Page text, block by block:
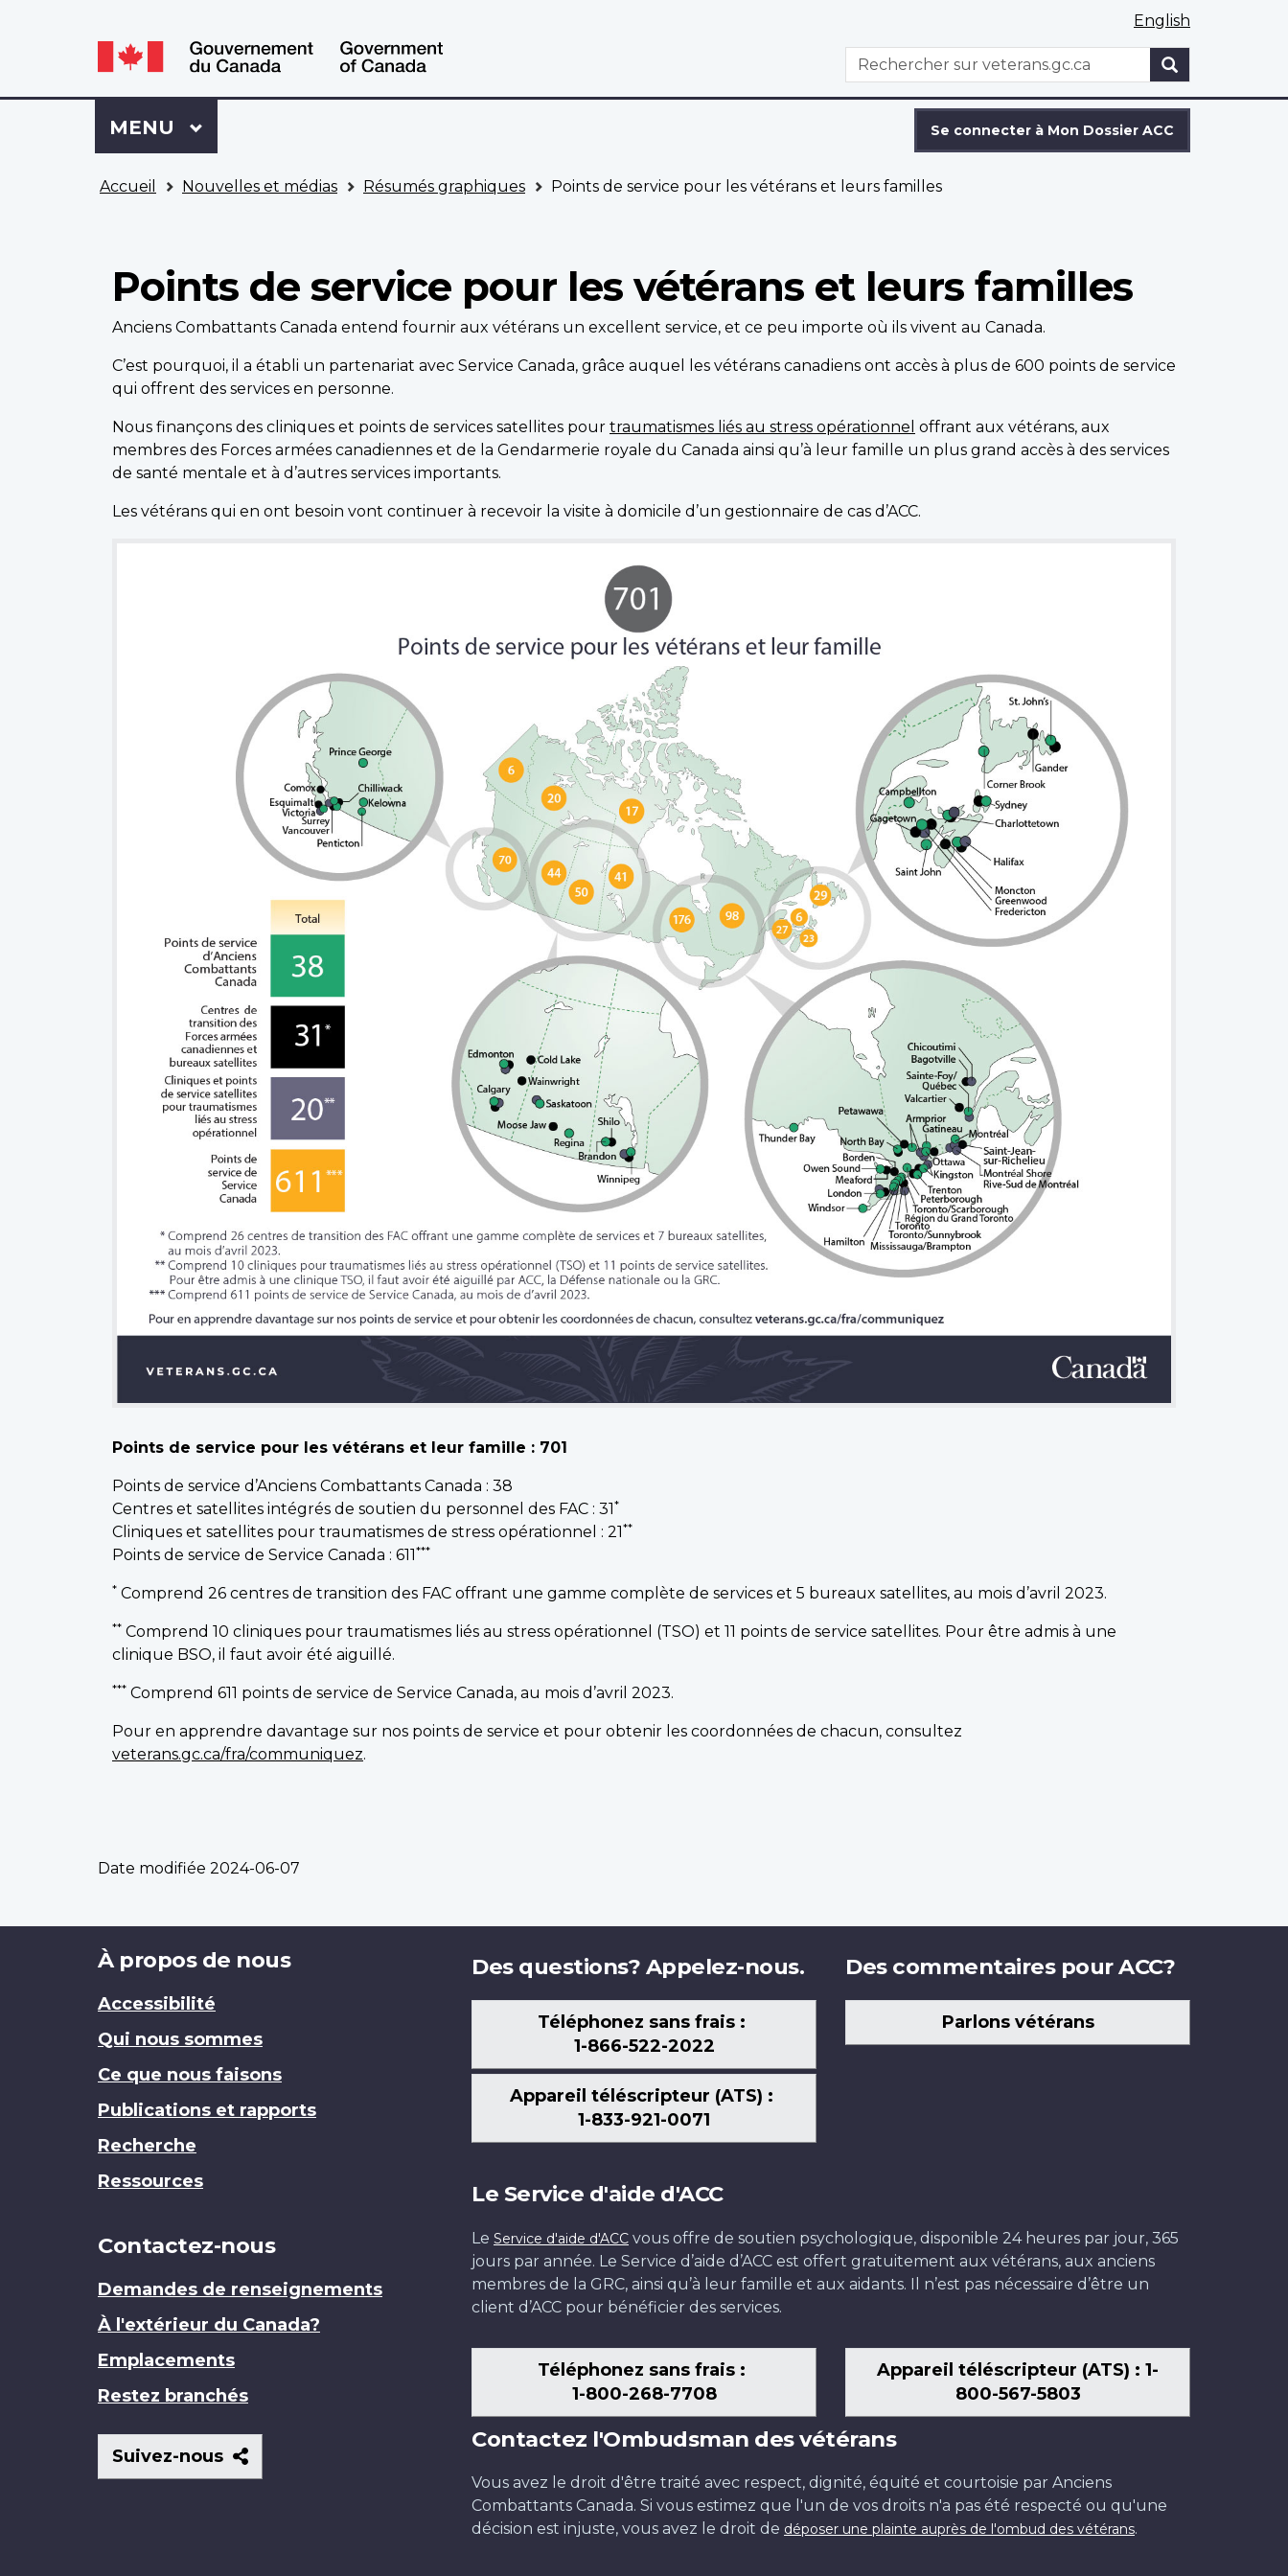
Language
switcher
Language
switcher
English
WxT
Search
Rechercher
Se
connecter
à
Dossier
Se connecter à Mon Dossier ACC
Menu
MENU PRINCIPAL
Accueil Nouvelles et médias Résumés graphiques Points de service pour les vétérans et leurs familles
Points de service pour les vétérans et leurs familles
Anciens Combattants Canada entend fournir aux vétérans un excellent service, et ce peu importe où ils vivent au Canada.
C’est pourquoi, il a établi un partenariat avec Service Canada, grâce auquel les vétérans canadiens ont accès à plus de 600 points de service
qui offrent des services en personne.
Nous finançons des cliniques et points de services satellites pour traumatismes liés au stress opérationnel offrant aux vétérans, aux
membres des Forces armées canadiennes et de la Gendarmerie royale du Canada ainsi qu’à leur famille un plus grand accès à des services
de santé mentale et à d’autres services importants.
Les vétérans qui en ont besoin vont continuer à recevoir la visite à domicile d’un gestionnaire de cas d’ACC.
Points de service pour les vétérans et leur famille : 701
Points de service d’Anciens Combattants Canada : 38
Centres et satellites intégrés de soutien du personnel des FAC : 31 *
Cliniques et satellites pour traumatismes de stress opérationnel : 21 **
Points de service de Service Canada : 611 ***
* Comprend 26 centres de transition des FAC offrant une gamme complète de services et 5 bureaux satellites, au mois d’avril 2023.
** Comprend 10 cliniques pour traumatismes liés au stress opérationnel (TSO) et 11 points de service satellites. Pour être admis à une
clinique BSO, il faut avoir été aiguillé.
*** Comprend 611 points de service de Service Canada, au mois d’avril 2023.
Pour en apprendre davantage sur nos points de service et pour obtenir les coordonnées de chacun, consultez
veterans.gc.ca/fra/communiquez.
Date modifiée 2024-06-07
Brand
À propos de nous
Accessibilité
Qui nous sommes
Ce que nous faisons
Publications et rapports
Recherche
Ressources
Contactez-nous
Demandes de renseignements
À l'extérieur du Canada?
Emplacements
Restez branchés
Suivez-nous
Suivez-
nous
Des questions? Appelez-nous.
Téléphonez sans frais :
1-866-522-2022
Appareil téléscripteur (ATS) :
1-833-921-0071
Des commentaires pour ACC?
Parlons vétérans
Le Service d'aide d'ACC
Le Service d'aide d'ACC vous offre de soutien psychologique, disponible 24 heures par jour, 365
jours par année. Le Service d’aide d’ACC est offert gratuitement aux vétérans, aux anciens
membres de la GRC, ainsi qu’à leur famille et aux aidants. Il n’est pas nécessaire d’être un
client d’ACC pour bénéficier des services.
Téléphonez sans frais :
1-800-268-7708
Appareil téléscripteur (ATS) : 1-
800-567-5803
Contactez l'Ombudsman des vétérans
Vous avez le droit d'être traité avec respect, dignité, équité et courtoisie par Anciens
Combattants Canada. Si vous estimez que l'un de vos droits n'a pas été respecté ou qu'une
décision est injuste, vous avez le droit de déposer une plainte auprès de l'ombud des vétérans.